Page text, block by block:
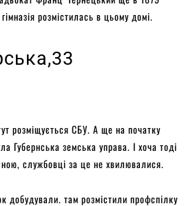
розмістилась в цьому домі.
розміщується СБУ. А ще на початку
Губернська земська управа. І хоча тоді
службовці за це не хвилювалися.
добудували. там розмістили профспілку